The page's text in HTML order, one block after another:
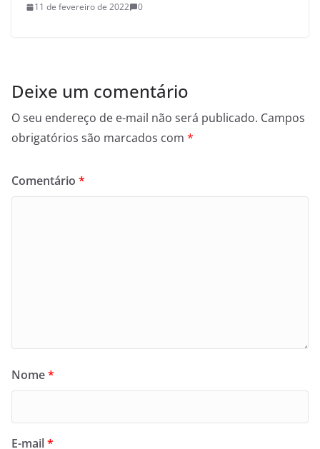
11 de fevereiro de 2022 0
Deixe um comentário
O seu endereço de e-mail não será publicado. Campos
obrigatórios são marcados com *
Comentário *
Nome*
E-mail*